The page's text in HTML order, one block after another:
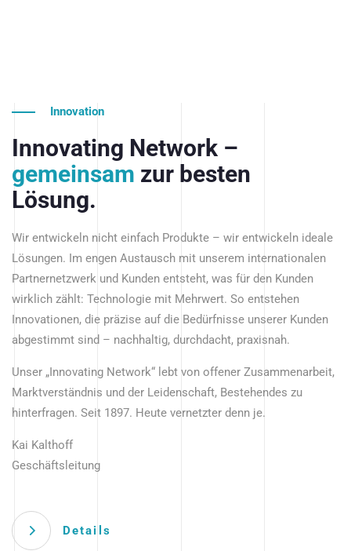
Innovation
Innovating Network –
gemeinsam zur besten
Lösung.
Wir entwickeln nicht einfach Produkte – wir entwickeln ideale
Lösungen. Im engen Austausch mit unserem internationalen
Partnernetzwerk und Kunden entsteht, was für den Kunden
wirklich zählt: Technologie mit Mehrwert. So entstehen
Innovationen, die präzise auf die Bedürfnisse unserer Kunden
abgestimmt sind – nachhaltig, durchdacht, praxisnah.
Unser „Innovating Network“ lebt von offener Zusammenarbeit,
Marktverständnis und der Leidenschaft, Bestehendes zu
hinterfragen. Seit 1897. Heute vernetzter denn je.
Kai Kalthoff
Geschäftsleitung
Details